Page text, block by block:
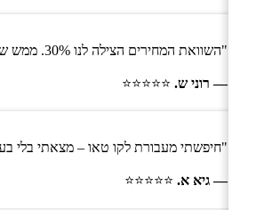
"השוואת המחירים הצילה לנו 30%. ממש שימושי."
— רוני ש. ⭐⭐⭐⭐⭐
"חיפשתי מעבורת לקו טאו – מצאתי בלי
— גיא א. ⭐⭐⭐⭐⭐